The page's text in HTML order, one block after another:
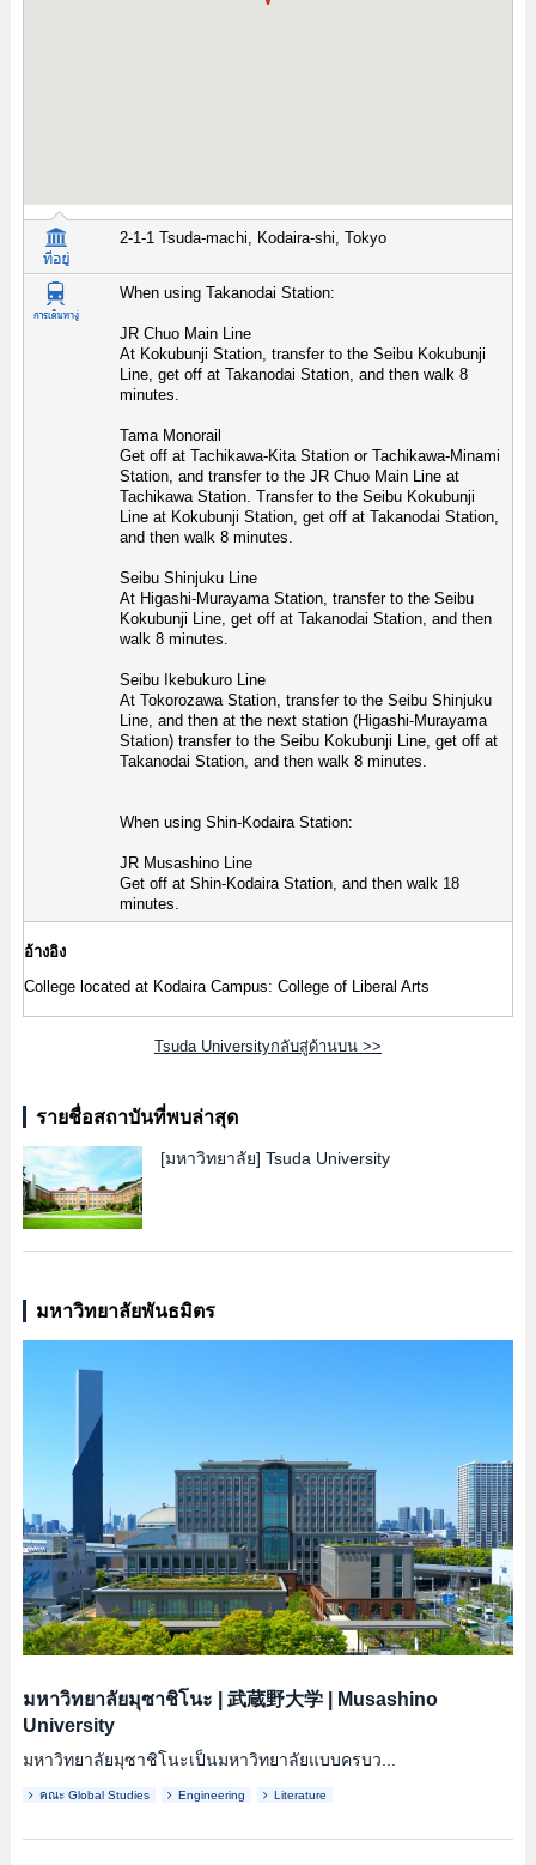
2-1-1 Tsuda-machi, Kodaira-shi, Tokyo
When using Takanodai Station:
JR Chuo Main Line
At Kokubunji Station, transfer to the Seibu Kokubunji
Line, get off at Takanodai Station, and then walk 8
minutes.
Tama Monorail
Get off at Tachikawa-Kita Station or Tachikawa-Minami
Station, and transfer to the JR Chuo Main Line at
Tachikawa Station. Transfer to the Seibu Kokubunji
Line at Kokubunji Station, get off at Takanodai Station,
and then walk 8 minutes.
Seibu Shinjuku Line
At Higashi-Murayama Station, transfer to the Seibu
Kokubunji Line, get off at Takanodai Station, and then
walk 8 minutes.
Seibu Ikebukuro Line
At Tokorozawa Station, transfer to the Seibu Shinjuku
Line, and then at the next station (Higashi-Murayama
Station) transfer to the Seibu Kokubunji Line, get off at
Takanodai Station, and then walk 8 minutes.
When using Shin-Kodaira Station:
JR Musashino Line
Get off at Shin-Kodaira Station, and then walk 18
minutes.
อ้างอิง
College located at Kodaira Campus: College of Liberal Arts
Tsuda Universityกลับสู่ด้านบน >>
รายชื่อสถาบันที่พบล่าสุด
[มหาวิทยาลัย] Tsuda University
มหาวิทยาลัยพันธมิตร
มหาวิทยาลัยมุซาชิโนะ 武蔵野大学|
Musashino
University
มหาวิทยาลัยมุซาชิโนะเป็นมหาวิทยาลัยแบบครบว...
คณะ Global Studies Engineering Literature